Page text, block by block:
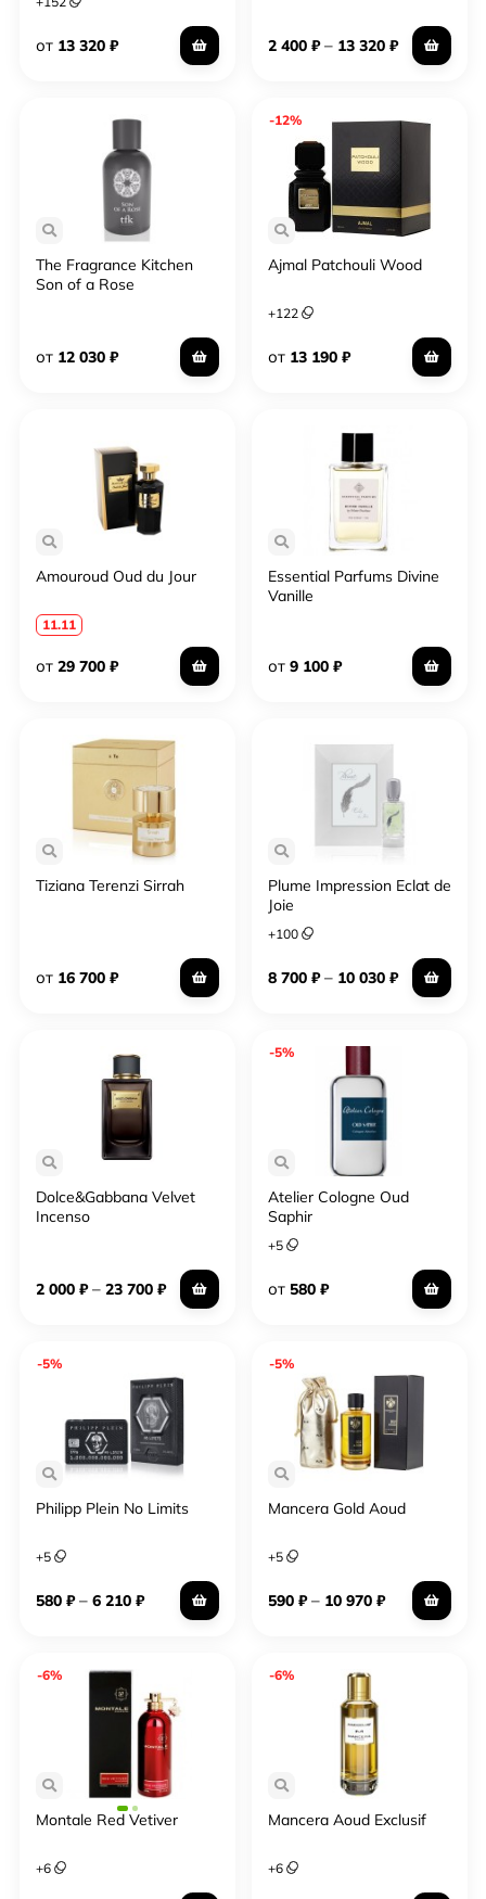
от 13 320 ₽ 2 400 ₽– 13 320 ₽
The Fragrance Kitchen
Son of a Rose
от 12 030 ₽
-12%
Ajmal Patchouli Wood
+122
от 13 190 ₽
Amouroud Oud du Jour
11.11
от 29 700 ₽
Essential Parfums Divine
Vanille
от 9 100 ₽
Tiziana Terenzi Sirrah
от 16 700 ₽
Plume Impression Eclat de
Joie
+100
8 700 ₽– 10 030 ₽
Dolce&Gabbana Velvet
Incenso
2 000 ₽– 23 700 ₽
-5%
Atelier Cologne Oud
Saphir
+5
от 580 ₽
-5%
Philipp Plein No Limits
+5
580 ₽– 6 210 ₽
-5%
Mancera Gold Aoud
+5
590 ₽– 10 970 ₽
-6%
Montale Red Vetiver
+6
-6%
Mancera Aoud Exclusif
+6